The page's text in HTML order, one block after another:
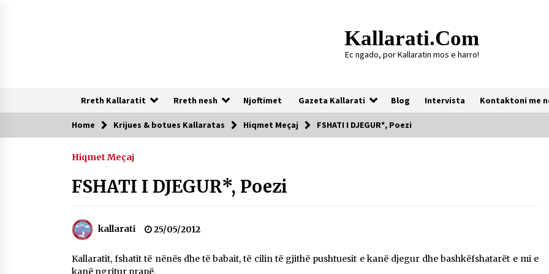
Kallarati.com
Ec ngado, por Kallaratin mos e harro!
Rreth Kallaratit Rreth nesh Njoftimet Gazeta Kallarati Blog Intervista Kontaktoni me
Te rejat
SË SHOQATËS “KALLARATI”
16/07/2026
NË KALLARAT, NË “FSHATIN E
DJEGUR” U ZHVILLUA EDICIONI I
26/05/2026
Home Krijues & botues Kallaratas Hiqmet Meçaj FSHATI I DJEGUR*, Poezi
Hiqmet Meçaj
FSHATI I DJEGUR*, Poezi
kallarati 25/05/2012
Kallaratit, fshatit të nënës dhe të babait, të cilin të gjithë pushtuesit e kanë djegur dhe bashkëfshatarët e mi e
kanë ngritur prapë.